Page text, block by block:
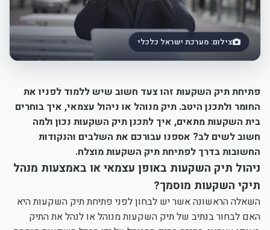
צילום: מערכת ישראל כלכלי
פתיחת תיק השקעות זהו צעד חשוב שיש ללמוד לפניו את
החומר ולתכנן היטב. תיק מנוהל או ניהול עצמאי, איך בוחרים
בית השקעות מתאים, איך לתכנן תיק השקעות נכון ולמה
חשוב לשים לב? אספנו עבורכם את השלבים והנקודות
החשובות בדרך לפתיחת תיק השקעות מוצלח.
ניהול תיק השקעות באופן עצמאי או באמצעות מנהל
תיקי השקעות מוסמך?
השאלה הראשונה אשר יש לבחון לפני פתיחת תיק השקעות היא
האם לבחור בנתיב של תיק השקעות מנוהל או לנהל את התיק